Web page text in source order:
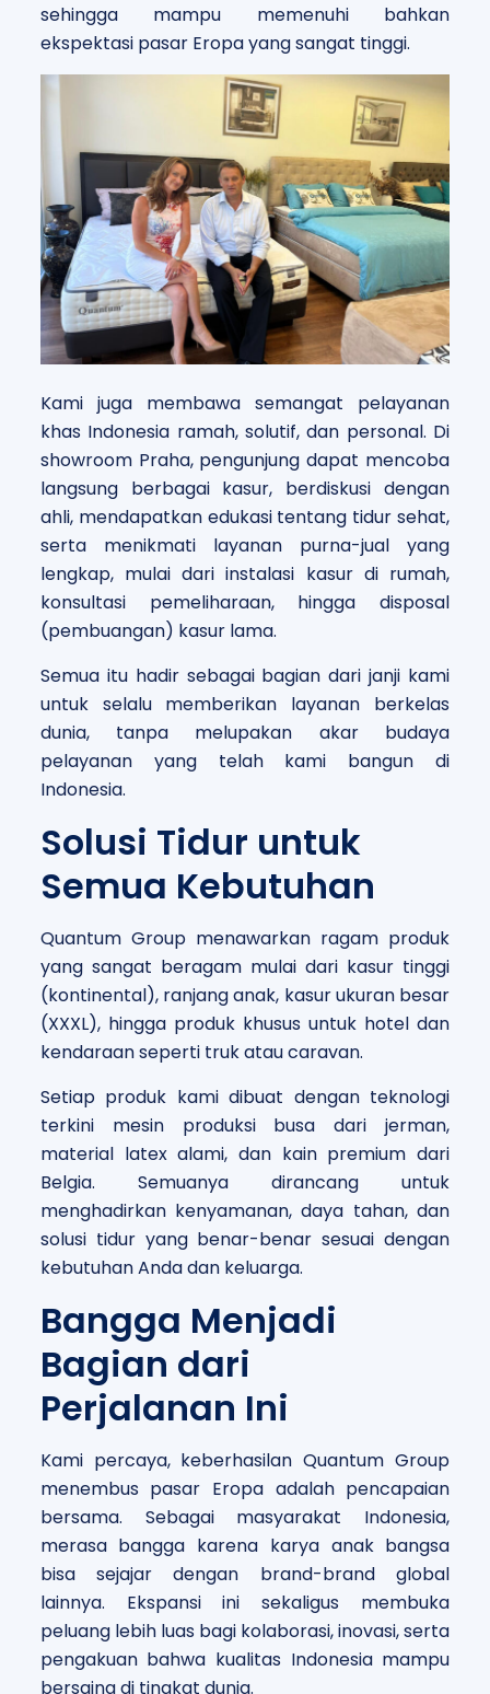
sehingga mampu memenuhi bahkan
ekspektasi pasar Eropa yang sangat tinggi.
Kami juga membawa semangat pelayanan
khas Indonesia ramah, solutif, dan personal. Di
showroom Praha, pengunjung dapat mencoba
langsung berbagai kasur, berdiskusi dengan
ahli, mendapatkan edukasi tentang tidur sehat,
serta menikmati layanan purna-jual yang
lengkap, mulai dari instalasi kasur di rumah,
konsultasi pemeliharaan, hingga disposal
(pembuangan) kasur lama.
Semua itu hadir sebagai bagian dari janji kami
untuk selalu memberikan layanan berkelas
dunia, tanpa melupakan akar budaya
pelayanan yang telah kami bangun di
Indonesia.
Solusi Tidur untuk
Semua Kebutuhan
Quantum Group menawarkan ragam produk
yang sangat beragam mulai dari kasur tinggi
(kontinental), ranjang anak, kasur ukuran besar
(XXXL), hingga produk khusus untuk hotel dan
kendaraan seperti truk atau caravan.
Setiap produk kami dibuat dengan teknologi
terkini mesin produksi busa dari jerman,
material latex alami, dan kain premium dari
Belgia. Semuanya dirancang untuk
menghadirkan kenyamanan, daya tahan, dan
solusi tidur yang benar-benar sesuai dengan
kebutuhan Anda dan keluarga.
Bangga Menjadi
Bagian dari
Perjalanan Ini
Kami percaya, keberhasilan Quantum Group
menembus pasar Eropa adalah pencapaian
bersama. Sebagai masyarakat Indonesia,
merasa bangga karena karya anak bangsa
bisa sejajar dengan brand-brand global
lainnya. Ekspansi ini sekaligus membuka
peluang lebih luas bagi kolaborasi, inovasi, serta
pengakuan bahwa kualitas Indonesia mampu
bersaing di tingkat dunia.